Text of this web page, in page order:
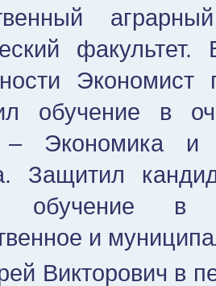
Экономист
обучение в
– Экономика и
Защитил
обучение в
и
Викторович в